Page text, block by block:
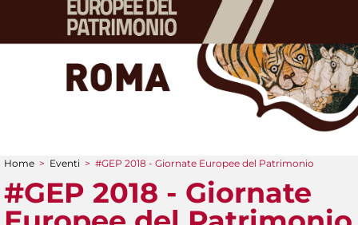
Tu sei qui
Home > Eventi > #GEP 2018 - Giornate Europee del Patrimonio
#GEP 2018 - Giornate